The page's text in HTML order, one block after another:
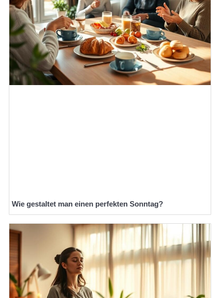
Wie gestaltet man einen perfekten Sonntag?